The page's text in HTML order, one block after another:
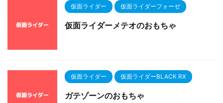
仮面ライダー 仮面ライダーフォーゼ
仮面ライダーメテオのおもちゃ
仮面ライダー 仮面ライダーBLACK RX
ガテゾーンのおもちゃ